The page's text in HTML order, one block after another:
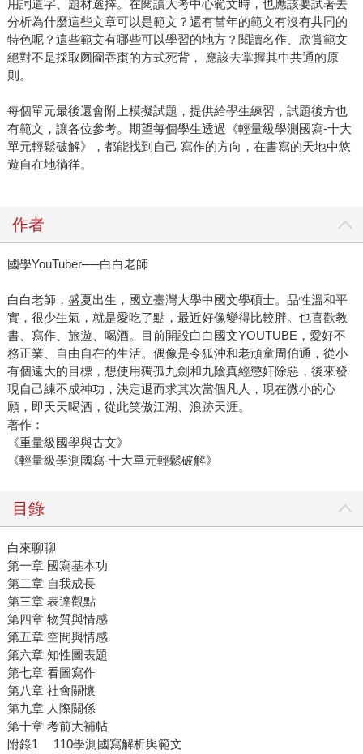
用詞遣字、題材選擇。在閱讀大考中心範文時，也應該要試著去
分析為什麼這些文章可以是範文？還有當年的範文有沒有共同的
特色呢？這些範文有哪些可以學習的地方？閱讀名作、欣賞範文
絕對不是採取囫圇吞棗的方式死背， 應該去掌握其中共通的原
則。
每個單元最後還會附上模擬試題，提供給學生練習，試題後方也
有範文，讓各位參考。期望每個學生透過《輕量級學測國寫-十大
單元輕鬆破解》，都能找到自己 寫作的方向，在書寫的天地中悠
遊自在地徜徉。
作者
國學YouTuber──白白老師
白白老師，盛夏出生，國立臺灣大學中國文學碩士。品性溫和平
實，很少生氣，就是愛吃了點，最近好像變得比較胖。也喜歡教
書、寫作、旅遊、喝酒。目前開設白白國文YOUTUBE，愛好不
務正業、自由自在的生活。偶像是令狐沖和老頑童周伯通，從小
有個遠大的目標，想使用獨孤九劍和九陰真經懲奸除惡，後來發
現自己練不成神功，決定退而求其次當個凡人，現在微小的心
願，即天天喝酒，從此笑傲江湖、浪跡天涯。
著作：
《重量級國學與古文》
《輕量級學測國寫-十大單元輕鬆破解》
目錄
白來聊聊
第一章 國寫基本功
第二章 自我成長
第三章 表達觀點
第四章 物質與情感
第五章 空間與情感
第六章 知性圖表題
第七章 看圖寫作
第八章 社會關懷
第九章 人際關係
第十章 考前大補帖
附錄1 110學測國寫解析與範文